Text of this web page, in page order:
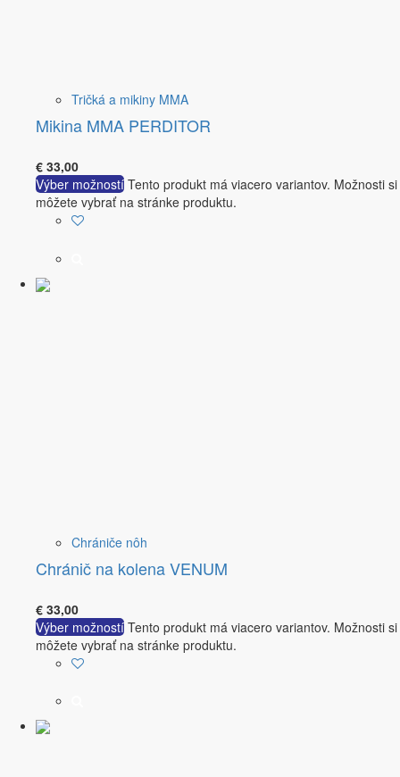
Tričká a mikiny MMA
Mikina MMA PERDITOR
€ 33,00
Výber možností Tento produkt má viacero variantov. Možnosti si
môžete vybrať na stránke produktu.
Chrániče nôh
Chránič na kolena VENUM
€ 33,00
Výber možností Tento produkt má viacero variantov. Možnosti si
môžete vybrať na stránke produktu.